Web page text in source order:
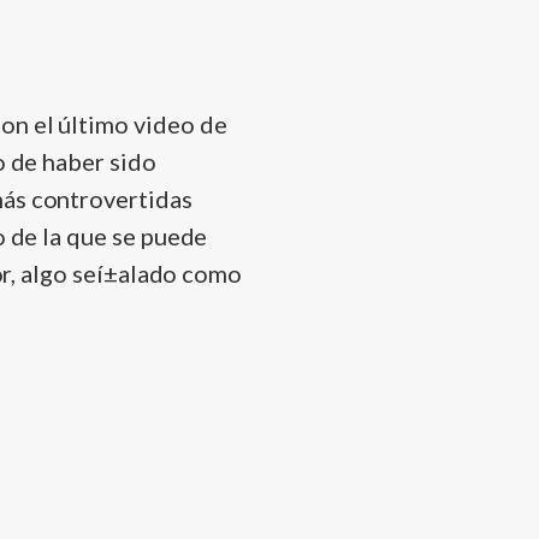
el último video de
de haber sido
controvertidas
la que se puede
algo seí±alado como